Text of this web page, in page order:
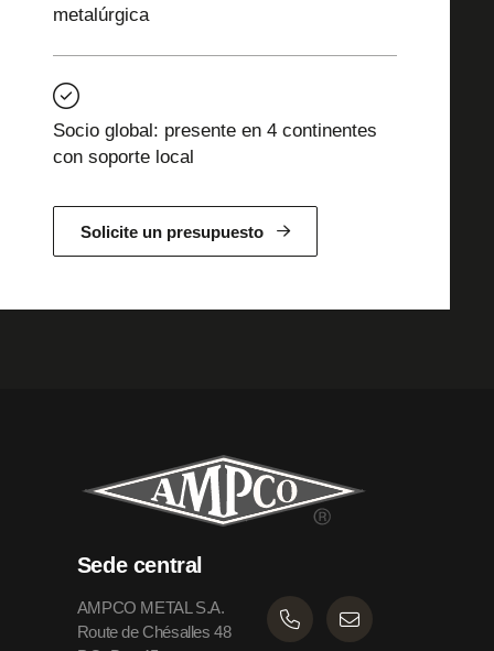
metalúrgica
Socio global: presente en 4 continentes
con soporte local
Solicite un presupuesto
Sede central
AMPCO METAL S.A.
Route de Chésalles 48